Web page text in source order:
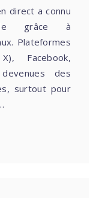
direct a connu
grâce à
Plateformes
Facebook,
des
surtout pour